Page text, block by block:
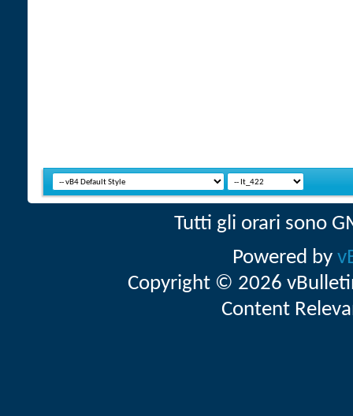
Tutti gli orari sono
Powered by
Copyright © 2026
Content